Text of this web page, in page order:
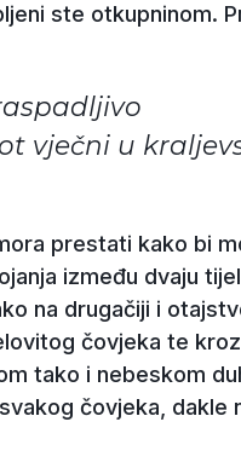
ste otkupninom.
vječni u
prestati kako bi
između dvaju
na drugačiji i
čovjeka te kroz
tako i nebeskom
čovjeka, dakle